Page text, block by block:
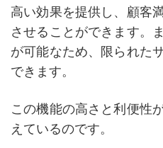
高い効果を提供し、顧客
させることができます。
が可能なため、限られた
できます。
この機能の高さと利便性
えているのです。